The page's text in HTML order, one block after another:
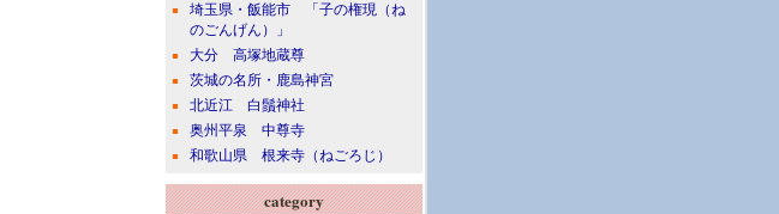
埼玉県・飯能市 「子の権現（ね
のごんげん）」
大分 高塚地蔵尊
茨城の名所・鹿島神宮
北近江 白鬚神社
奥州平泉 中尊寺
和歌山県 根来寺（ねごろじ）
category